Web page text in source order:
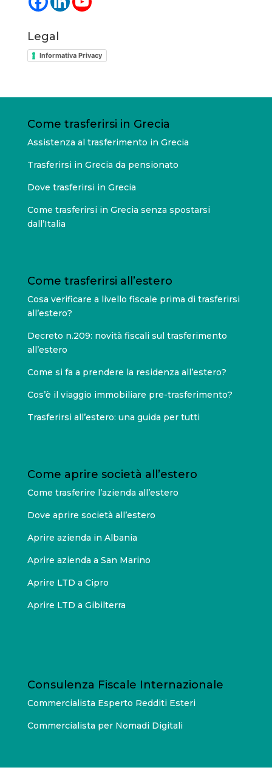
Legal
Informativa Privacy
Come trasferirsi in Grecia
Assistenza al trasferimento in Grecia
Trasferirsi in Grecia da pensionato
Dove trasferirsi in Grecia
Come trasferirsi in Grecia senza spostarsi
dall’Italia
Come trasferirsi all’estero
Cosa verificare a livello fiscale prima di trasferirsi
all’estero?
Decreto n.209: novità fiscali sul trasferimento
all’estero
Come si fa a prendere la residenza all’estero?
Cos’è il viaggio immobiliare pre-trasferimento?
Trasferirsi all’estero: una guida per tutti
Come aprire società all’estero
Come trasferire l’azienda all’estero
Dove aprire società all’estero
Aprire azienda in Albania
Aprire azienda a San Marino
Aprire LTD a Cipro
Aprire LTD a Gibilterra
Consulenza Fiscale Internazionale
Commercialista Esperto Redditi Esteri
Commercialista per Nomadi Digitali